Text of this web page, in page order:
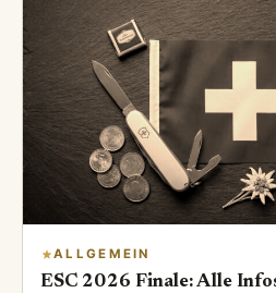
ALLGEMEIN
ESC 2026 Finale: Alle